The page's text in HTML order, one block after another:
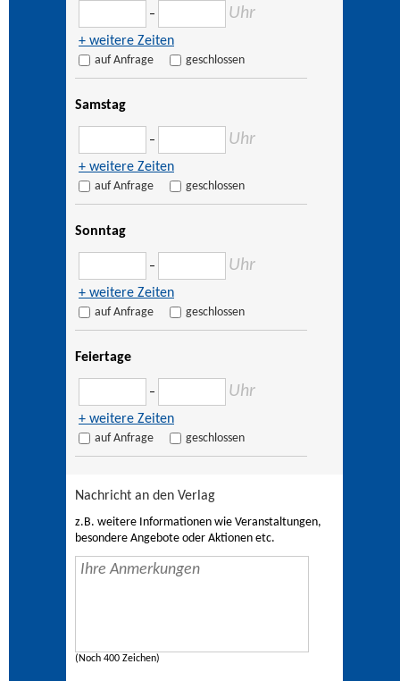
– Uhr
+ weitere Zeiten
auf Anfrage geschlossen
Samstag
– Uhr
+ weitere Zeiten
auf Anfrage geschlossen
Sonntag
– Uhr
+ weitere Zeiten
auf Anfrage geschlossen
Feiertage
– Uhr
+ weitere Zeiten
auf Anfrage geschlossen
Nachricht an den Verlag
z.B. weitere Informationen wie Veranstaltungen,
besondere Angebote oder Aktionen etc.
(Noch 400 Zeichen)